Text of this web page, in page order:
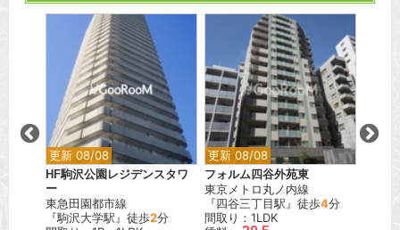
更新 08/08
HF駒沢公園レジデンスタワ
ー
東急田園都市線
『駒沢大学駅』徒歩2分
更新 08/08
フォルム四谷外苑東
東京メトロ丸ノ内線
『四谷三丁目駅』徒歩4分
間取り：1LDK